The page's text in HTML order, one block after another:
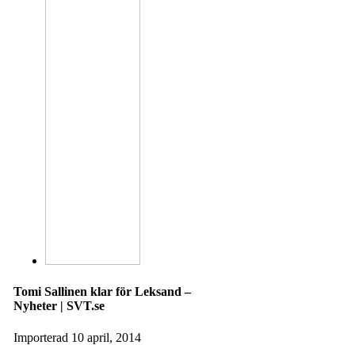
Tomi Sallinen klar för Leksand –
Nyheter | SVT.se
Importerad 10 april, 2014